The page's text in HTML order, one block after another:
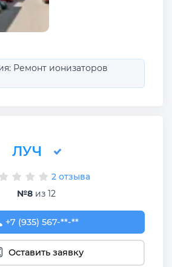
Ремонт ионизаторов
ЛУЧ
2 отзыва
№8 из 12
+7 (935) 567-66-75
+7 (935) 567-**-**
Оставить заявку